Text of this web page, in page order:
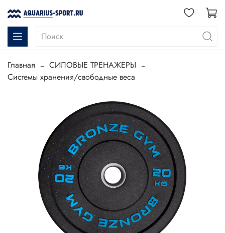
Главная
СИЛОВЫЕ ТРЕНАЖЕРЫ
Системы хранения/свободные веса